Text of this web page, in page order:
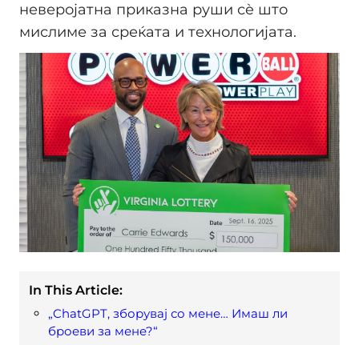
неверојатна приказна руши сè што
мислиме за среќата и технологијата.
In This Article:
„ChatGPT, зборувај со мене… Имаш ли
броеви за мене?“